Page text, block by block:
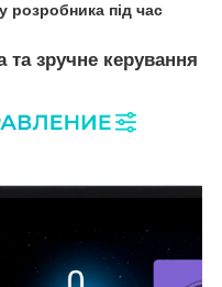
розробника під час
та зручне керування